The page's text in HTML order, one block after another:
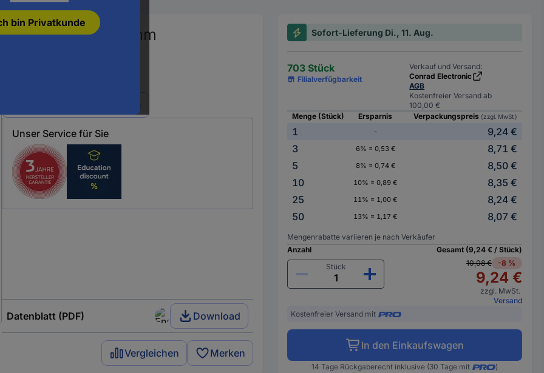
bin Privatkunde
4 mm
Unser Service für Sie
Datenblatt (PDF) Download
Vergleichen Merken
Sofort-Lieferung Di., 11. Aug.
703 Stück
Filialverfügbarkeit
Verkauf und Versand:
Conrad Electronic
AGB
Kostenfreier Versand ab
100,00 €
Menge (Stück)
Ersparnis Verpackungspreis (zzgl. MwSt.)
1 -
9,24 €
3
6% = 0,53 €
8,71 €
5
8% = 0,74 €
8,50 €
10
10% = 0,89 €
8,35 €
25
11% = 1,00 €
8,24 €
50
13% = 1,17 € 8,07 €
Mengenrabatte variieren je nach Verkäufer
Anzahl
Stück
Gesamt (9,24 € / Stück)
10,08 €
-8 %
9,24 €
zzgl. MwSt.
Versand
Kostenfreier Versand mit
In den Einkaufswagen
14 Tage Rückgaberecht inklusive (30 Tage mit )